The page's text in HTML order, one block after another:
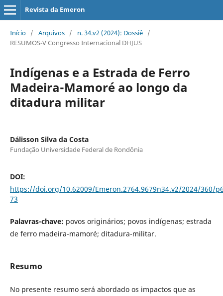
Revista da Emeron
Início / Arquivos / n. 34.v2 (2024): Dossiê /
RESUMOS-V Congresso Internacional DHJUS
Indígenas e a Estrada de Ferro
Madeira-Mamoré ao longo da
ditadura militar
Dálisson Silva da Costa
Fundação Universidade Federal de Rondônia
DOI:
https://doi.org/10.62009/Emeron.2764.9679n34.v2/2024/360/
73
Palavras-chave: povos originários; povos indígenas; estrada
de ferro madeira-mamoré; ditadura-militar.
Resumo
No presente resumo será abordado os impactos que as